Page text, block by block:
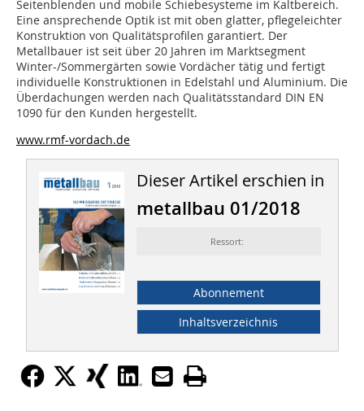
Seitenblenden und mobile Schiebesysteme im Kaltbereich.
Eine ansprechende Optik ist mit oben glatter, pflegeleichter
Konstruktion von Qualitätsprofilen garantiert. Der
Metallbauer ist seit über 20 Jahren im Marktsegment
Winter-/Sommergärten sowie Vordächer tätig und fertigt
individuelle Konstruktionen in Edelstahl und Aluminium. Die
Überdachungen werden nach Qualitätsstandard DIN EN
1090 für den Kunden hergestellt.
www.rmf-vordach.de
Dieser Artikel erschien in
metallbau 01/2018
Ressort:
Abonnement
Inhaltsverzeichnis